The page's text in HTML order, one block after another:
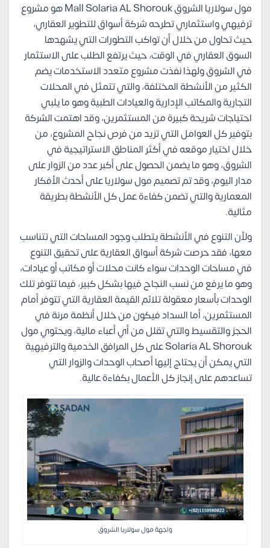
مول سولاريا الشروق Mall Solaria AL Shorouk هو مشروع
ترفيهي واستثماري تطرحه شركة أسواق للتطوير العقاري،
حيث تحاول من خلال أن تواكب التطورات التي يشهدها
السوق العقاري في الوقت، حيث يرتفع الطلب على الاستثمار
في الشروق ولهذا نفذت مشروع متعدد الاستخدمات يضم
الكثير من الأنشطة المختلفة، والتي تتمثل في المحلات
التجارية والمكاتب الإدارية والعيادات الطبية وهو ما يلبي
احتياجات شريحة كبيرة من المستثمرين، وقد اهتمت الشركة
بتوفير كل العوامل التي تزيد من فرص نجاح المشروع، من
خلال اختيار موقعه في أكثر المناطق الاستراتيجية في
الشروق، وهو ما يضمن الحصول على أكبر عدد من الزوار على
مدار اليوم، وقد تم تصميم مول سولاريا على أحدث الأفكار
المعمارية والتي تضمن كفاءة عمل كل الأنشطة بطريقة
مثالية.
ولأن التنوع في الأنشطة يتطلب وجود المساحات التي تتناسب
معها، فقد حرصت شركة أسواق العقارية على تحقيق التنوع
في مساحات الوحدات سواء كانت محلات أو مكاتب أو عيادات،
وهو ما يرفع من نسب النجاح فيها بشكل كبير، فيما تتوفر تلك
الوحدات بأسعار معقولة تلائم القيمة العقارية التي تتوفر أمام
المستثمرين، أما السداد فيكون من خلال أنظمة مرنة في
الحجز والتقسيط والتي تقلل من أي أعباء مالية، ويحتوي مول
Solaria AL Shorouk على كل المرافق الخدمية والترفيهية
التي يمكن أن يحتاج إليها أصحاب الوحدات والزوار التي
تساعدهم على إنجاز كل الأعمال بكفاءة عالية.
واجهة مول سولاريا الشروق